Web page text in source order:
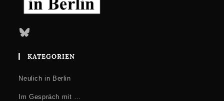
Bluesky
KATEGORIEN
Neulich in Berlin
Im Gespräch mit …